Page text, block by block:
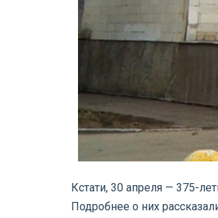
Кстати, 30 апреля — 375-
Подробнее о них